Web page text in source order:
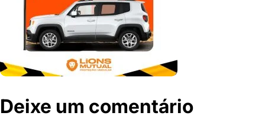
Deixe um comentário